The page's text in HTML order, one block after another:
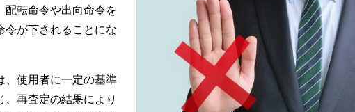
配転命令や出向命令を
令が下されることにな
、使用者に一定の基準
、再査定の結果により